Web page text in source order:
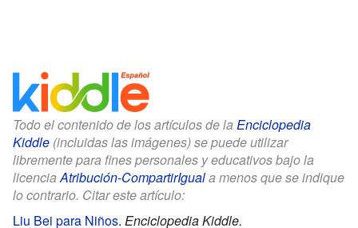
Todo el contenido de los artículos de la Enciclopedia
Kiddle (incluidas las imágenes) se puede utilizar
libremente para fines personales y educativos bajo la
licenciaAtribución-CompartirIguala menos que se indique
lo contrario. Citar este artículo:
Liu Bei para Niños. Enciclopedia Kiddle.